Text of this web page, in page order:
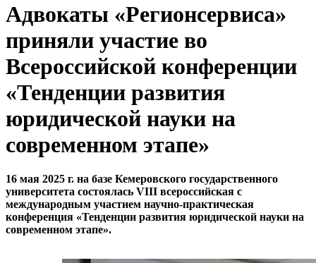
Адвокаты «Регионсервиса»
приняли участие во
Всероссийской конференции
«Тенденции развития
юридической науки на
современном этапе»
16 мая 2025 г. на базе Кемеровского государственного
университета состоялась VIII всероссийская с
международным участием научно-практическая
конференция «Тенденции развития юридической науки на
современном этапе».